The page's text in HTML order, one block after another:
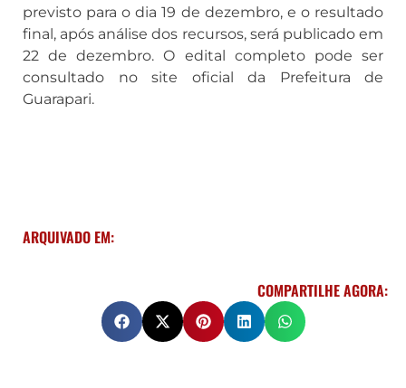
previsto para o dia 19 de dezembro, e o resultado
final, após análise dos recursos, será publicado em
22 de dezembro. O edital completo pode ser
consultado no site oficial da Prefeitura de
Guarapari.
ARQUIVADO EM:
COMPARTILHE AGORA: